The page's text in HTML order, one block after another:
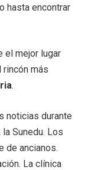
hasta encontrar
el mejor lugar
rincón más
.
noticias durante
Sunedu. Los
de ancianos.
La clínica